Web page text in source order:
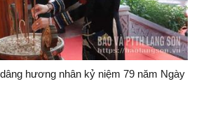
hương nhân kỷ niệm 79 năm Ngày